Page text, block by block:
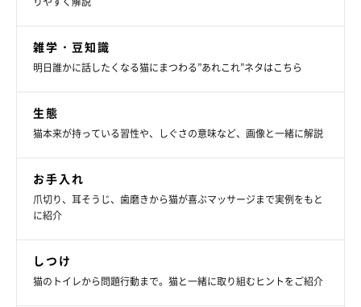
雑学・豆知識
明日誰かに話したくなる猫にまつわる”あれこれ”ネタはこちら
生態
猫本来が持っている習性や、しぐさの意味など、画像と一緒に解説
お手入れ
爪切り、耳そうじ、歯磨きから猫が喜ぶマッサージまで実例をもと
に紹介
しつけ
猫のトイレから問題行動まで。猫と一緒に取り組むヒントをご紹介